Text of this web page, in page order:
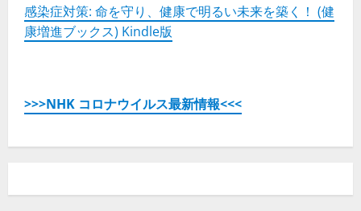
感染症対策: 命を守り、健康で明るい未来を築く！ (健
康増進ブックス) Kindle版
>>>NHK コロナウイルス最新情報<<<